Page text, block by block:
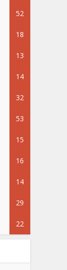
52
18
13
14
32
53
15
16
14
29
22